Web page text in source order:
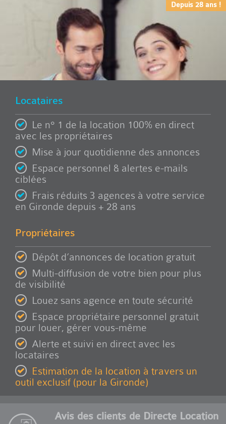
Depuis 28 ans !
Locataires
Le n° 1 de la location 100% en direct
avec les propriétaires
Mise à jour quotidienne des annonces
Espace personnel & alertes e-mails
ciblées
Frais réduits 3 agences à votre service
en Gironde depuis + 28 ans
Propriétaires
Dépôt d’annonces de location gratuit
Multi-diffusion de votre bien pour plus
de visibilité
Louez sans agence en toute sécurité
Espace propriétaire personnel gratuit
pour louer, gérer vous-même
Alerte et suivi en direct avec les
locataires
Estimation de la location à travers un
outil exclusif (pour la Gironde)
Avis des clients de Directe Location